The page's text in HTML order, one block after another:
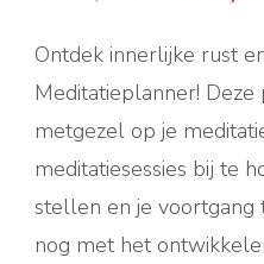
prijs
was:
€
Ontdek innerlijke rust
Meditatieplanner!
metgezel op je
meditatiesessies bij te
stellen en je voortgang
nog met het